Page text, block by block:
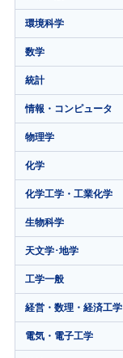
環境科学
数学
統計
情報・コンピュータ
物理学
化学
化学工学・工業化学
生物科学
天文学･地学
工学一般
経営・数理・経済工学
電気・電子工学